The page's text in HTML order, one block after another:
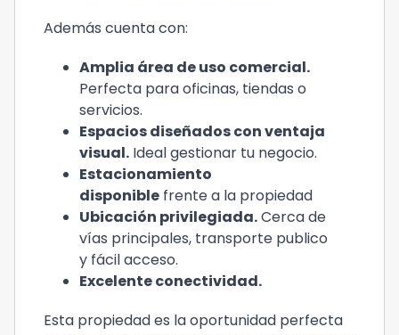
Además cuenta con:
Amplia área de uso comercial.
Perfecta para oficinas, tiendas o
servicios.
Espacios diseñados con ventaja
visual. Ideal gestionar tu negocio.
Estacionamiento
disponible frente a la propiedad
Ubicación privilegiada.Cerca de
vías principales, transporte publico
y fácil acceso.
Excelente conectividad.
Esta propiedad es la oportunidad perfecta